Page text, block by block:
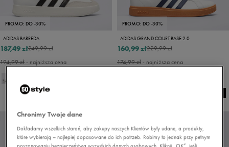
PROMO: DO -30%
ADIDAS BARREDA
249,99 zł
187,49 zł
194,99 zł- najniższa cena
PROMO: DO -30%
ADIDAS GRAND COURT BASE 2.0
229,99 zł
160,99 zł
174,99 zł- najniższa cena
Chronimy Twoje dane
Dokładamy wszelkich starań, aby zakupy naszych Klientów były udane, a produkty,
które wybierają – najlepiej dopasowane do ich potrzeb. Robimy to jednak przy pełnym